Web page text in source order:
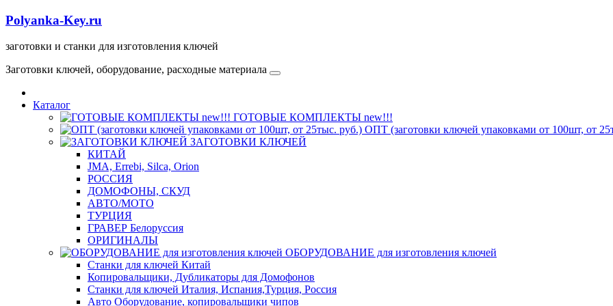
Polyanka-Key.ru
заготовки и станки для изготовления ключей
Заготовки ключей, оборудование, расходные материала
Каталог
ГОТОВЫЕ КОМПЛЕКТЫ new!!!
ОПТ (заготовки ключей упаковками от 100шт, от
ЗАГОТОВКИ КЛЮЧЕЙ
КИТАЙ
JMA, Errebi, Silca, Orion
РОССИЯ
ДОМОФОНЫ, СКУД
ABTO/МОТО
ТУРЦИЯ
ГРАВЕР Белоруссия
ОРИГИНАЛЫ
ОБОРУДОВАНИЕ для изготовления ключей
Станки для ключей Китай
Копировальщики, Дубликаторы для Домофонов
Станки для ключей Италия, Испания,Турция, Россия
Авто Оборудование, копировальщики чипов